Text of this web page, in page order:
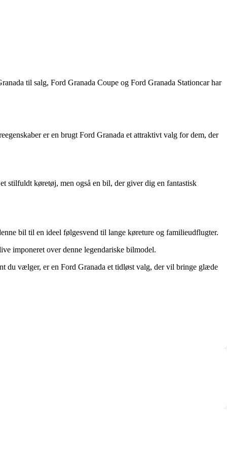
til salg, Ford Granada Coupe og Ford Granada Stationcar har
er en brugt Ford Granada et attraktivt valg for dem, der
stilfuldt køretøj, men også en bil, der giver dig en fantastisk
bil til en ideel følgesvend til lange køreture og familieudflugter.
imponeret over denne legendariske bilmodel.
du vælger, er en Ford Granada et tidløst valg, der vil bringe glæde